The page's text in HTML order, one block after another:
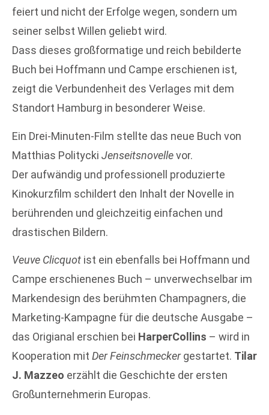
feiert und nicht der Erfolge wegen, sondern um
seiner selbst Willen geliebt wird.
Dass dieses großformatige und reich bebilderte
Buch bei Hoffmann und Campe erschienen ist,
zeigt die Verbundenheit des Verlages mit dem
Standort Hamburg in besonderer Weise.
Ein Drei-Minuten-Film stellte das neue Buch von
Matthias Politycki Jenseitsnovellevor.
Der aufwändig und professionell produzierte
Kinokurzfilm schildert den Inhalt der Novelle in
berührenden und gleichzeitig einfachen und
drastischen Bildern.
Veuve Clicquot ist ein ebenfalls bei Hoffmann und
Campe erschienenes Buch – unverwechselbar im
Markendesign des berühmten Champagners, die
Marketing-Kampagne für die deutsche Ausgabe –
das Origianal erschien bei HarperCollins – wird in
Kooperation mit Der Feinschmeckergestartet. Tilar
J. Mazzeo erzählt die Geschichte der ersten
Großunternehmerin Europas.